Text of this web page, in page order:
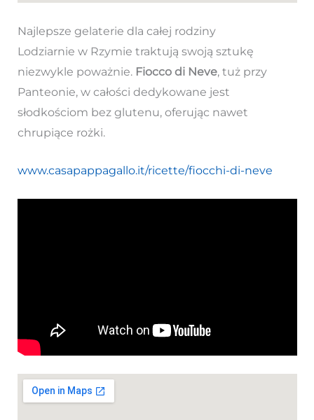
Najlepsze gelaterie dla całej rodziny
Lodziarnie w Rzymie traktują swoją sztukę
niezwykle poważnie. Fiocco di Neve, tuż przy
Panteonie, w całości dedykowane jest
słodkościom bez glutenu, oferując nawet
chrupiące rożki.
www.casapappagallo.it/ricette/fiocchi-di-neve